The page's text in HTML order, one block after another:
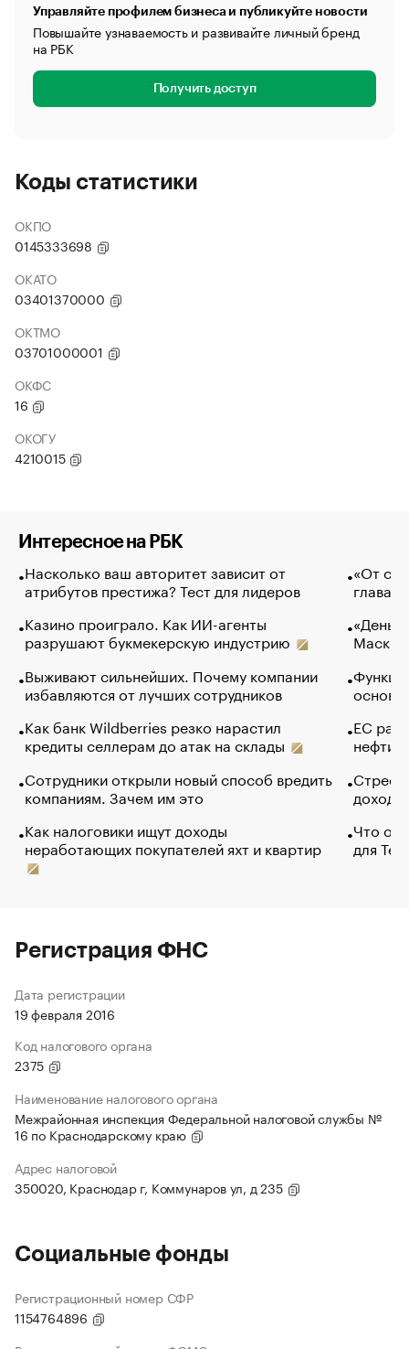
Управляйте профилем бизнеса и публикуйте новости
Повышайте узнаваемость и развивайте личный бренд
на РБК
Получить доступ
Коды статистики
ОКПО
0145333698
ОКАТО
03401370000
ОКТМО
03701000001
ОКФС
16
ОКОГУ
4210015
Интересное на РБК
Насколько ваш авторитет зависит от
атрибутов престижа? Тест для лидеров
Казино проиграло. Как ИИ-агенты
разрушают букмекерскую индустрию
Выживают сильнейших. Почему компании
избавляются от лучших сотрудников
Как банк Wildberries резко нарастил
кредиты селлерам до атак на склады
Сотрудники открыли новый способ вредить
компаниям. Зачем им это
Как налоговики ищут доходы
неработающих покупателей яхт и квартир
«От
глава
Маск в
основ
ЕС
нефти
Что
для
Регистрация ФНС
Дата регистрации
19 февраля 2016
Код налогового органа
2375
Наименование налогового органа
Межрайонная инспекция Федеральной налоговой службы №
16 по Краснодарскому краю
Адрес налоговой
350020, Краснодар г, Коммунаров ул, д 235
Социальные фонды
Регистрационный номер СФР
1154764896